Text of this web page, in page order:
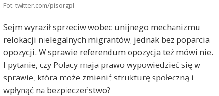
Fot. twitter.com/pisorgpl
Sejm wyraził sprzeciw wobec unijnego mechanizmu
relokacji nielegalnych migrantów, jednak bez poparcia
opozycji. W sprawie referendum opozycja też mówi nie.
I pytanie, czy Polacy maja prawo wypowiedzieć się w
sprawie, która może zmienić strukturę społeczną i
wpłynąć na bezpieczeństwo?